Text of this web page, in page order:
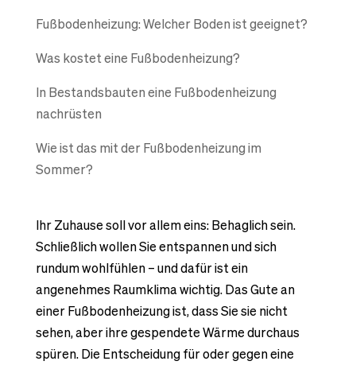
Fußbodenheizung: Welcher Boden ist geeignet?
Was kostet eine Fußbodenheizung?
In Bestandsbauten eine Fußbodenheizung
nachrüsten
Wie ist das mit der Fußbodenheizung im
Sommer?
Ihr Zuhause soll vor allem eins: Behaglich sein.
Schließlich wollen Sie entspannen und sich
rundum wohlfühlen – und dafür ist ein
angenehmes Raumklima wichtig. Das Gute an
einer Fußbodenheizung ist, dass Sie sie nicht
sehen, aber ihre gespendete Wärme durchaus
spüren. Die Entscheidung für oder gegen eine